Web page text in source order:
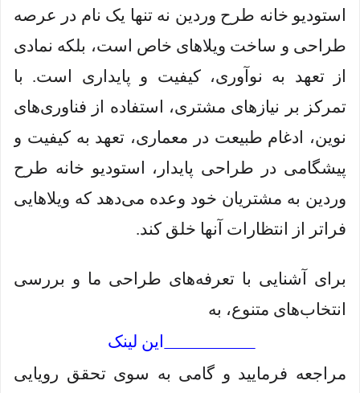
استودیو خانه طرح وردین نه تنها یک نام در عرصه
طراحی و ساخت ویلاهای خاص است، بلکه نمادی
از تعهد به نوآوری، کیفیت و پایداری است. با
تمرکز بر نیازهای مشتری، استفاده از فناوری‌های
نوین، ادغام طبیعت در معماری، تعهد به کیفیت و
پیشگامی در طراحی پایدار، استودیو خانه طرح
وردین به مشتریان خود وعده می‌دهد که ویلاهایی
فراتر از انتظارات آنها خلق کند.
برای آشنایی با تعرفه‌های طراحی ما و بررسی
انتخاب‌های متنوع، به
این لینک
مراجعه فرمایید و گامی به سوی تحقق رویایی